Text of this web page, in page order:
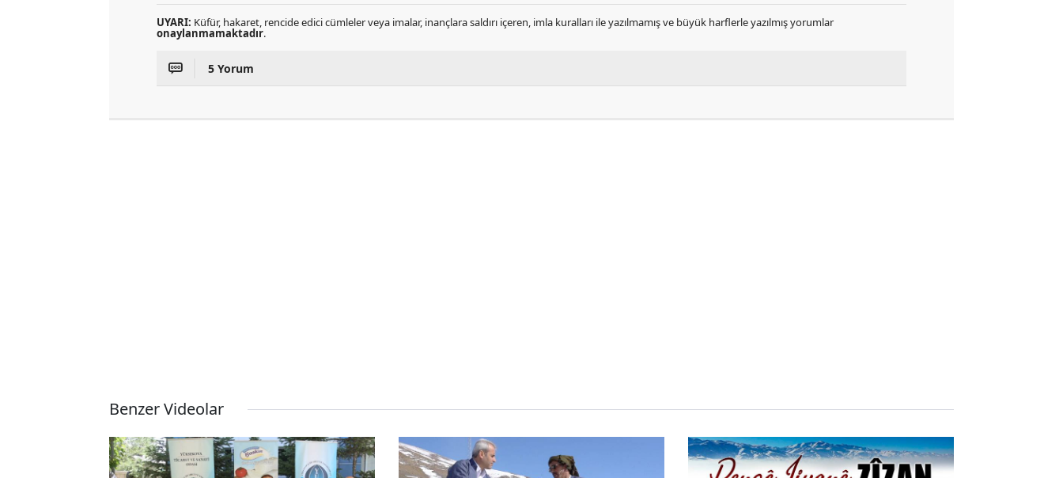
UYARI: Küfür, hakaret, rencide edici cümleler veya imalar, inançlara saldırı içeren, imla kuralları ile yazılmamış ve büyük harflerle yazılmış yorumlar
onaylanmamaktadır.
5 Yorum
Benzer Videolar